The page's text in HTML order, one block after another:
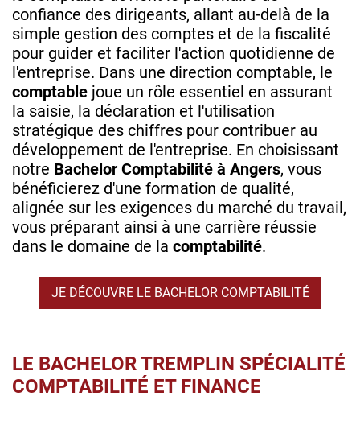
confiance des dirigeants, allant au-delà de la
simple gestion des comptes et de la fiscalité
pour guider et faciliter l'action quotidienne de
l'entreprise. Dans une direction comptable, le
comptable joue un rôle essentiel en assurant
la saisie, la déclaration et l'utilisation
stratégique des chiffres pour contribuer au
développement de l'entreprise. En choisissant
notre Bachelor Comptabilité à Angers, vous
bénéficierez d'une formation de qualité,
alignée sur les exigences du marché du travail,
vous préparant ainsi à une carrière réussie
dans le domaine de la comptabilité.
JE DÉCOUVRE LE BACHELOR COMPTABILITÉ
LE BACHELOR TREMPLIN SPÉCIALITÉ
COMPTABILITÉ ET FINANCE